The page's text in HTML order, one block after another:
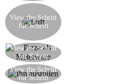
View the Schritt
für Schritt
View the Schritt
für Schritt
View the Schritt
für Schritt